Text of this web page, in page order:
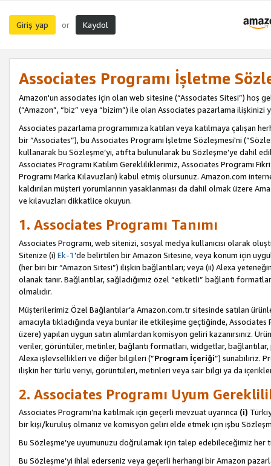
Giriş yap or Kaydol
Associates Programı İşletme
Amazon'un associates için olan web sitesine (“Associates Sitesi”) hoş
(“Amazon”, “biz” veya “bizim”) ile olan Associates pazarlama ilişkinizi
Associates pazarlama programımıza katılan veya katılmaya çalışan
bir “Associates”), bu Associates Programı İşletme Sözleşmesi'ni
kullanarak bu Sözleşme’yi, atıfta bulunularak bu Sözleşme’ye dahil
Associates Programı Katılım Gerekliliklerimiz, Associates Programı
Programı Marka Kılavuzları) kabul etmiş olursunuz. Amazon.com
kaldırılan müşteri yorumlarının yasaklanması da dahil olmak üzere
ve kılavuzları dikkatlice okuyun.
1. Associates Programı Tanımı
Associates Programı, web sitenizi, sosyal medya kullanıcısı olarak
Sitenize (i) Ek-1’de belirtilen bir Amazon Sitesine, veya konum için
(her biri bir “Amazon Sitesi”) ilişkin bağlantıları; veya (ii) Alexa
olanak tanır. Bağlantılar, sağladığımız özel “etiketli” bağlantı
olmalıdır.
Müşterilerimiz Özel Bağlantılar’a Amazon.com.tr sitesinde satılan
amacıyla tıkladığında veya bunlar ile etkileşime geçtiğinde,
üzere) yapılan uygun satın alımlardan komisyon geliri kazanırsınız.
veriler, görüntüler, metinler, bağlantı formatları, widgetlar,
Alexa işlevsellikleri ve diğer bilgileri (”Program İçeriği”) sunabiliriz.
ilişkin her türlü veriyi, görüntüleri, metinleri veya sair bilgi ya da içerikleri
2. Associates Programı Uyum
Associates Programı’na katılmak için geçerli mevzuat uyarınca (i)
bir kişi/kuruluş olmanız ve komisyon geliri elde etmek için işbu
Bu Sözleşme’ye uyumunuzu doğrulamak için talep edebileceğimiz
Bu Sözleşme’yi ihlal ederseniz veya geçerli herhangi bir Amazon